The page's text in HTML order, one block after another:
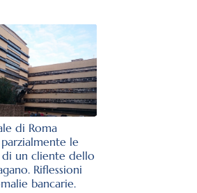
di Roma
le
di un cliente dello
Riflessioni
bancarie.